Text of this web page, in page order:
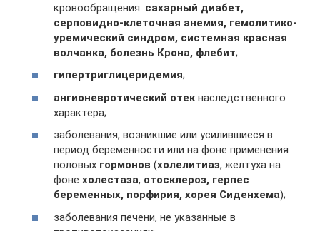
кровообращения: сахарный диабет,
серповидно-клеточная анемия, гемолитико-
уремический синдром, системная красная
волчанка, болезнь Крона, флебит;
гипертриглицеридемия;
ангионевротический отек наследственного
характера;
заболевания, возникшие или усилившиеся в
период беременности или на фоне применения
половых гормонов (холелитиаз, желтуха на
фоне холестаза, отосклероз, герпес
беременных, порфирия, хорея Сиденхема);
заболевания печени, не указанные в